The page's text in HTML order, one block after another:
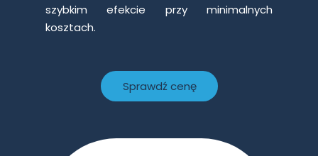
Sprawdź cenę
szybkim efekcie przy minimalnych
kosztach.